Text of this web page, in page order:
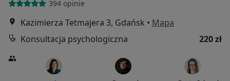
394 opinie
Kazimierza Tetmajera 3, Gdańsk • Mapa
Konsultacja psychologiczna
220 zł